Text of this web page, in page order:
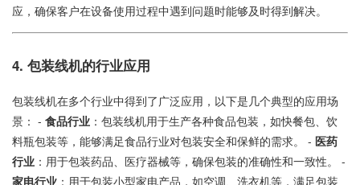
应，确保客户在设备使用过程中遇到问题时能够及时得到解决。
4. 包装线机的行业应用
包装线机在多个行业中得到了广泛应用，以下是几个典型的应用场
景： - 食品行业 ：包装线机用于生产各种食品包装，如快餐包、饮
料瓶包装等，能够满足食品行业对包装安全和保鲜的需求。 - 医药
行业 ：用于包装药品、医疗器械等，确保包装的准确性和一致性。 -
家电行业 ：用于包装小型家电产品，如空调、洗衣机等，满足包装